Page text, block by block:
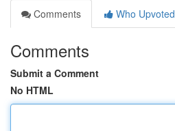
Comments
Who Upvoted
Comments
Submit a Comment
No HTML